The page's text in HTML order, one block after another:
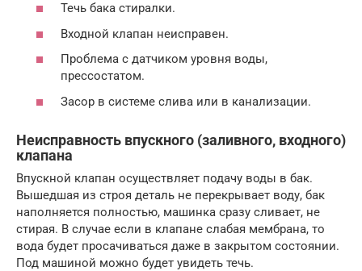
Течь бака стиралки.
Входной клапан неисправен.
Проблема с датчиком уровня воды,
прессостатом.
Засор в системе слива или в канализации.
Неисправность впускного (заливного, входного)
клапана
Впускной клапан осуществляет подачу воды в бак.
Вышедшая из строя деталь не перекрывает воду, бак
наполняется полностью, машинка сразу сливает, не
стирая. В случае если в клапане слабая мембрана, то
вода будет просачиваться даже в закрытом состоянии.
Под машиной можно будет увидеть течь.